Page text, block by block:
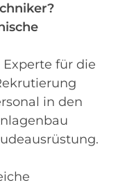
für die
in den